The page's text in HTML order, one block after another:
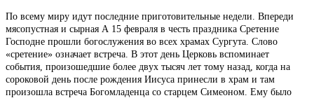
По всему миру идут последние приготовительные недели. Впереди
мясопустная и сырная А 15 февраля в честь праздника Сретение
Господне прошли богослужения во всех храмах Сургута. Слово
«сретение» означает встреча. В этот день Церковь вспоминает
события, произошедшие более двух тысяч лет тому назад, когда на
сороковой день после рождения Иисуса принесли в храм и там
произошла встреча Богомладенца со старцем Симеоном. Ему было